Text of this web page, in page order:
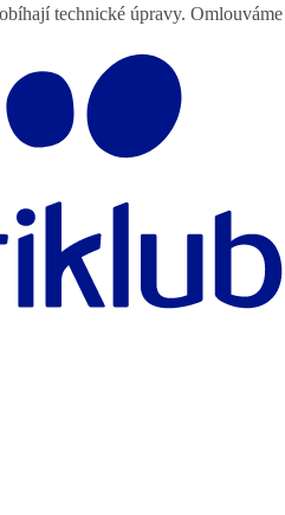
technické úpravy. Omlouváme